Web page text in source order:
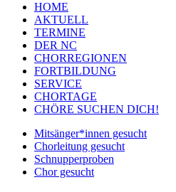
HOME
AKTUELL
TERMINE
DER NC
CHORREGIONEN
FORTBILDUNG
SERVICE
CHORTAGE
CHÖRE SUCHEN DICH!
Mitsänger*innen gesucht
Chorleitung gesucht
Schnupperproben
Chor gesucht